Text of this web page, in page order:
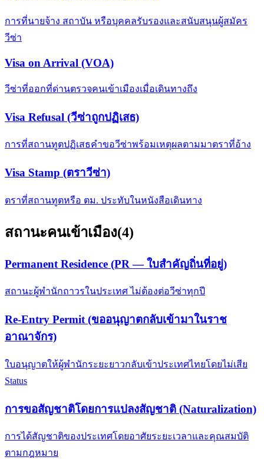
การที่นายจ้าง สถาบัน หรือบุคคลรับรองและสนับสนุนผู้สมัคร
วีซ่า
Visa on Arrival (VOA)
วีซ่าที่ออกที่ด่านตรวจคนเข้าเมืองเมื่อเดินทางถึง
Visa Refusal (วีซ่าถูกปฏิเสธ)
การที่สถานทูตปฏิเสธคำขอวีซ่าพร้อมเหตุผลตามมาตราที่อ้าง
Visa Stamp (ตราวีซ่า)
ตราที่สถานทูตหรือ ตม. ประทับในหนังสือเดินทาง
สถานะคนเข้าเมือง(4)
Permanent Residence (PR — ใบสำคัญถิ่นที่อยู่)
สถานะผู้พำนักถาวรในประเทศ ไม่ต้องต่อวีซ่าทุกปี
Re-Entry Permit (ขออนุญาตกลับเข้ามาในราช
อาณาจักร)
ใบอนุญาตให้ผู้พำนักระยะยาวกลับเข้าประเทศไทยโดยไม่เสีย
Status
การขอสัญชาติโดยการแปลงสัญชาติ (Naturalization)
การได้สัญชาติของประเทศโดยอาศัยระยะเวลาและคุณสมบัติ
ตามกฎหมาย